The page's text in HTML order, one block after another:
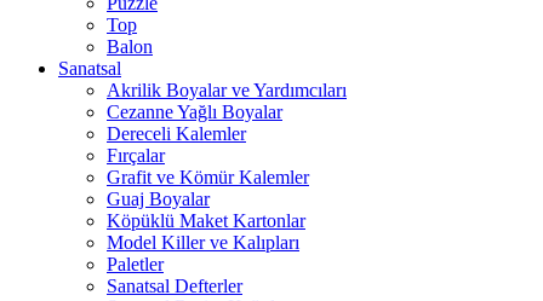
Top
Balon
Sanatsal
Akrilik Boyalar ve Yardımcıları
Cezanne Yağlı Boyalar
Dereceli Kalemler
Fırçalar
Grafit ve Kömür Kalemler
Guaj Boyalar
Köpüklü Maket Kartonlar
Model Killer ve Kalıpları
Paletler
Sanatsal Defterler